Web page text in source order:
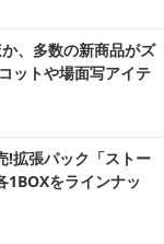
、多数の新商品がズ
ットや場面写アイテ
!拡張パック「ストー
1BOXをラインナッ